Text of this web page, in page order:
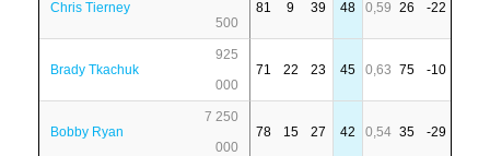
Chris Tierney
500
81 9 39 48 0,59 26 -22
Brady Tkachuk
925
000
71 22 23 45 0,63 75 -10
Bobby Ryan
7 250
000
78 15 27 42 0,54 35 -29